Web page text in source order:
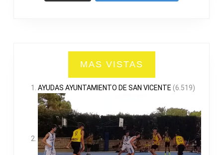
MAS VISTAS
AYUDAS AYUNTAMIENTO DE SAN VICENTE (6.519)